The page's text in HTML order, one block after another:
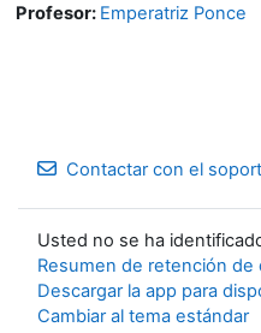
Profesor: Emperatriz Ponce
Contactar con el
Usted no se ha
Resumen de retención de
Descargar la app para
Cambiar al tema estándar